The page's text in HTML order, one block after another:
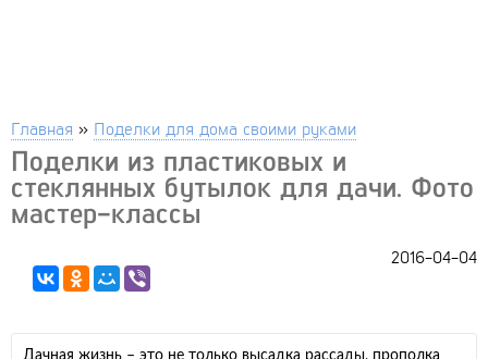
Главная » Поделки для дома своими руками
Поделки из пластиковых и
стеклянных бутылок для дачи. Фото
мастер-классы
2016-04-04
Дачная жизнь – это не только высадка рассады, прополка